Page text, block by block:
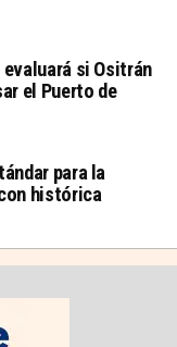
si Ositrán
el Puerto de
para la
histórica